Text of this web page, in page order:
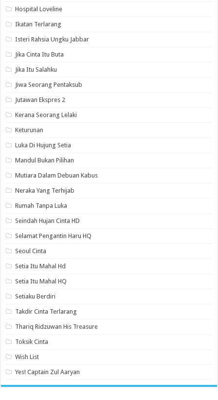
Hospital Loveline
Ikatan Terlarang
Isteri Rahsia Ungku Jabbar
Jika Cinta Itu Buta
Jika Itu Salahku
Jiwa Seorang Pentaksub
Jutawan Ekspres 2
Kerana Seorang Lelaki
Keturunan
Luka Di Hujung Setia
Mandul Bukan Pilihan
Mutiara Dalam Debuan Kabus
Neraka Yang Terhijab
Rumah Tanpa Luka
Seindah Hujan Cinta HD
Selamat Pengantin Haru HQ
Seoul Cinta
Setia Itu Mahal Hd
Setia Itu Mahal HQ
Setiaku Berdiri
Takdir Cinta Terlarang
Thariq Ridzuwan His Treasure
Toksik Cinta
Wish List
Yes! Captain Zul Aaryan